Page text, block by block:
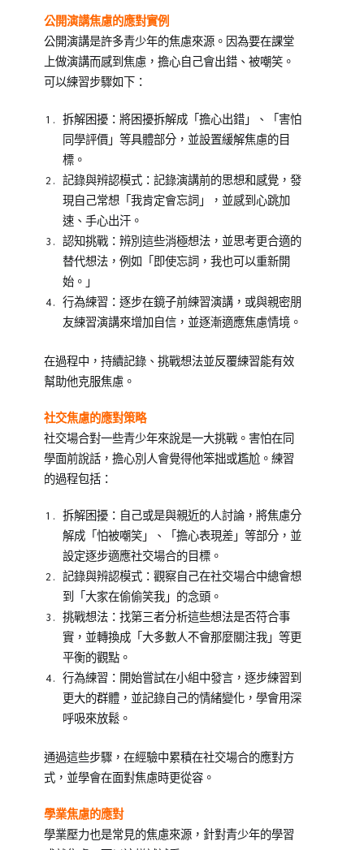
公開演講焦慮的應對實例
公開演講是許多青少年的焦慮來源。因為要在課堂
上做演講而感到焦慮，擔心自己會出錯、被嘲笑。
可以練習步驟如下：
拆解困擾：將困擾拆解成「擔心出錯」、「害怕
同學評價」等具體部分，並設置緩解焦慮的目
標。
記錄與辨認模式：記錄演講前的思想和感覺，發
現自己常想「我肯定會忘詞」，並感到心跳加
速、手心出汗。
認知挑戰：辨別這些消極想法，並思考更合適的
替代想法，例如「即使忘詞，我也可以重新開
始。」
行為練習：逐步在鏡子前練習演講，或與親密朋
友練習演講來增加自信，並逐漸適應焦慮情境。
在過程中，持續記錄、挑戰想法並反覆練習能有效
幫助他克服焦慮。
社交焦慮的應對策略
社交場合對一些青少年來說是一大挑戰。害怕在同
學面前說話，擔心別人會覺得他笨拙或尷尬。練習
的過程包括：
拆解困擾：自己或是與親近的人討論，將焦慮分
解成「怕被嘲笑」、「擔心表現差」等部分，並
設定逐步適應社交場合的目標。
記錄與辨認模式：觀察自己在社交場合中總會想
到「大家在偷偷笑我」的念頭。
挑戰想法：找第三者分析這些想法是否符合事
實，並轉換成「大多數人不會那麼關注我」等更
平衡的觀點。
行為練習：開始嘗試在小組中發言，逐步練習到
更大的群體，並記錄自己的情緒變化，學會用深
呼吸來放鬆。
通過這些步驟，在經驗中累積在社交場合的應對方
式，並學會在面對焦慮時更從容。
學業焦慮的應對
學業壓力也是常見的焦慮來源，針對青少年的學習